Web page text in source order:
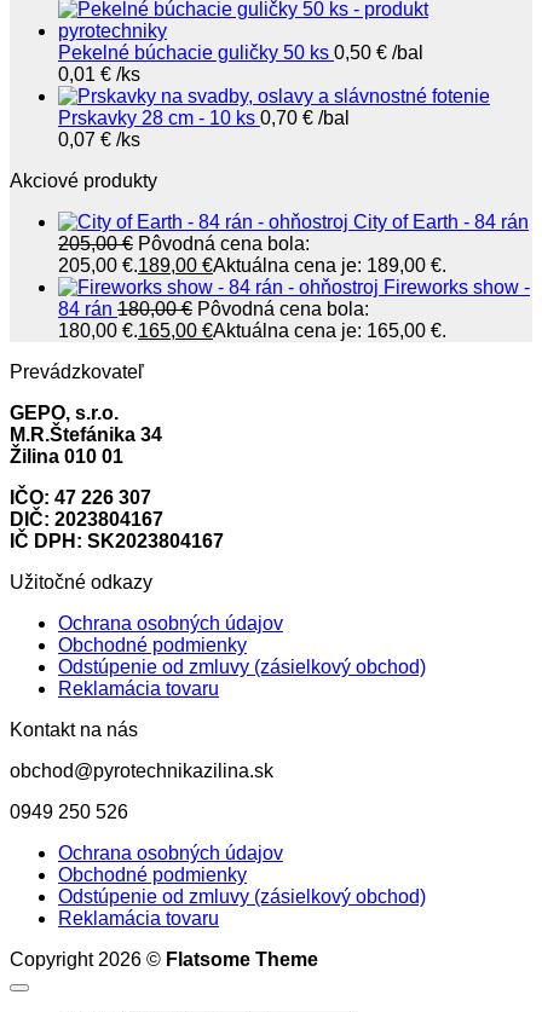
Pekelné búchacie guličky 50 ks 0,50 € /bal
0,01 € /ks
Prskavky 28 cm - 10 ks 0,70 € /bal
0,07 € /ks
Akciové produkty
City of Earth - 84 rán
205,00€ Pôvodná cena bola:
205,00 €.189,00 €Aktuálna cena je: 189,00 €.
Fireworks show -
84 rán 180,00€ Pôvodná cena bola:
180,00 €.165,00 €Aktuálna cena je: 165,00 €.
Prevádzkovateľ
GEPO, s.r.o.
M.R.Štefánika 34
Žilina 010 01
IČO: 47 226 307
DIČ: 2023804167
IČ DPH: SK2023804167
Užitočné odkazy
Ochrana osobných údajov
Obchodné podmienky
Odstúpenie od zmluvy (zásielkový obchod)
Reklamácia tovaru
Kontakt na nás
obchod@pyrotechnikazilina.sk
0949 250 526
Ochrana osobných údajov
Obchodné podmienky
Odstúpenie od zmluvy (zásielkový obchod)
Reklamácia tovaru
Copyright 2026 © Flatsome Theme